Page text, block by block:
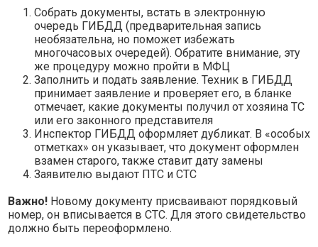
Собрать документы, встать в электронную
очередь ГИБДД (предварительная запись
необязательна, но поможет избежать
многочасовых очередей). Обратите внимание, эту
же процедуру можно пройти в МФЦ
Заполнить и подать заявление. Техник в ГИБДД
принимает заявление и проверяет его, в бланке
отмечает, какие документы получил от хозяина ТС
или его законного представителя
Инспектор ГИБДД оформляет дубликат. В «особых
отметках» он указывает, что документ оформлен
взамен старого, также ставит дату замены
Заявителю выдают ПТС и СТС
Важно! Новому документу присваивают порядковый
номер, он вписывается в СТС. Для этого свидетельство
должно быть переоформлено.